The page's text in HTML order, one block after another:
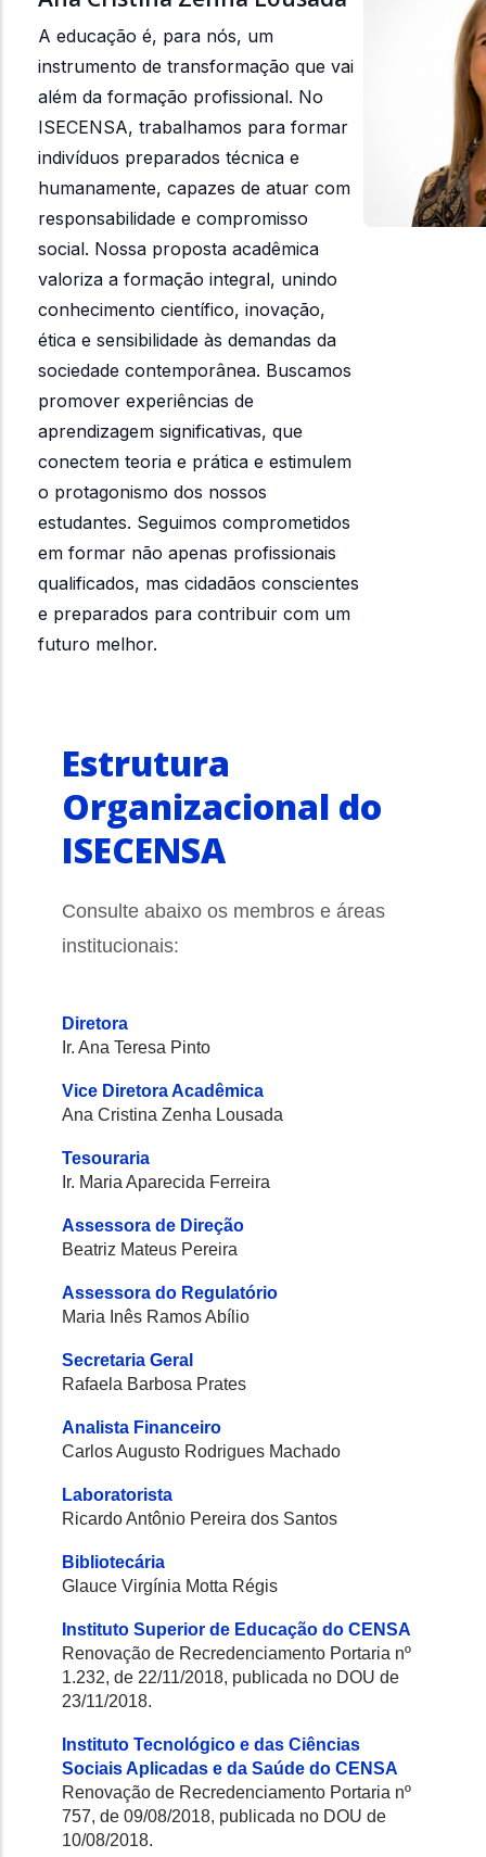
A educação é, para nós, um
instrumento de transformação que vai
além da formação profissional. No
ISECENSA, trabalhamos para formar
indivíduos preparados técnica e
humanamente, capazes de atuar com
responsabilidade e compromisso
social. Nossa proposta acadêmica
valoriza a formação integral, unindo
conhecimento científico, inovação,
ética e sensibilidade às demandas da
sociedade contemporânea. Buscamos
promover experiências de
aprendizagem significativas, que
conectem teoria e prática e estimulem
o protagonismo dos nossos
estudantes. Seguimos comprometidos
em formar não apenas profissionais
qualificados, mas cidadãos conscientes
e preparados para contribuir com um
futuro melhor.
Estrutura
Organizacional do
ISECENSA
Consulte abaixo os membros e áreas
institucionais:
Diretora
Ir. Ana Teresa Pinto
Vice Diretora Acadêmica
Ana Cristina Zenha Lousada
Tesouraria
Ir. Maria Aparecida Ferreira
Assessora de Direção
Beatriz Mateus Pereira
Assessora do Regulatório
Maria Inês Ramos Abílio
Secretaria Geral
Rafaela Barbosa Prates
Analista Financeiro
Carlos Augusto Rodrigues Machado
Laboratorista
Ricardo Antônio Pereira dos Santos
Bibliotecária
Glauce Virgínia Motta Régis
Instituto Superior de Educação do CENSA
Renovação de Recredenciamento Portaria nº
1.232, de 22/11/2018, publicada no DOU de
23/11/2018.
Instituto Tecnológico e das Ciências
Sociais Aplicadas e da Saúde do CENSA
Renovação de Recredenciamento Portaria nº
757, de 09/08/2018, publicada no DOU de
10/08/2018.